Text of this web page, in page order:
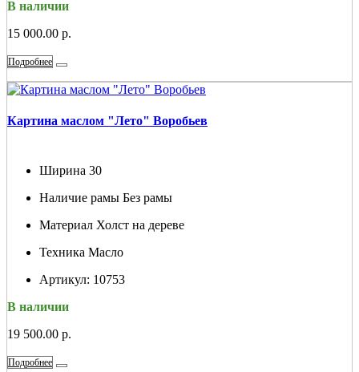
В наличии
15 000.00 р.
Подробнее
Картина маслом "Лето" Воробьев
Ширина 30
Наличие рамы Без рамы
Материал Холст на дереве
Техника Масло
Артикул: 10753
В наличии
19 500.00 р.
Подробнее